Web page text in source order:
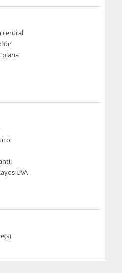
central
plana
UVA